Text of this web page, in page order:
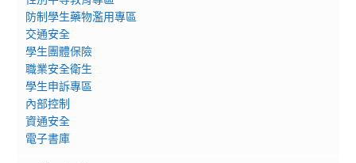
防制學生藥物濫用專區
交通安全
學生團體保險
職業安全衛生
學生申訴專區
內部控制
資通安全
電子書庫